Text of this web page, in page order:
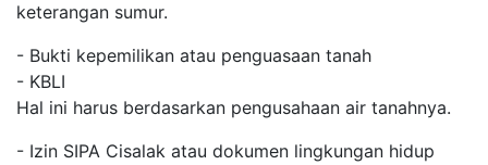
keterangan sumur.
- Bukti kepemilikan atau penguasaan tanah
- KBLI
Hal ini harus berdasarkan pengusahaan air tanahnya.
- Izin SIPA Cisalak atau dokumen lingkungan hidup